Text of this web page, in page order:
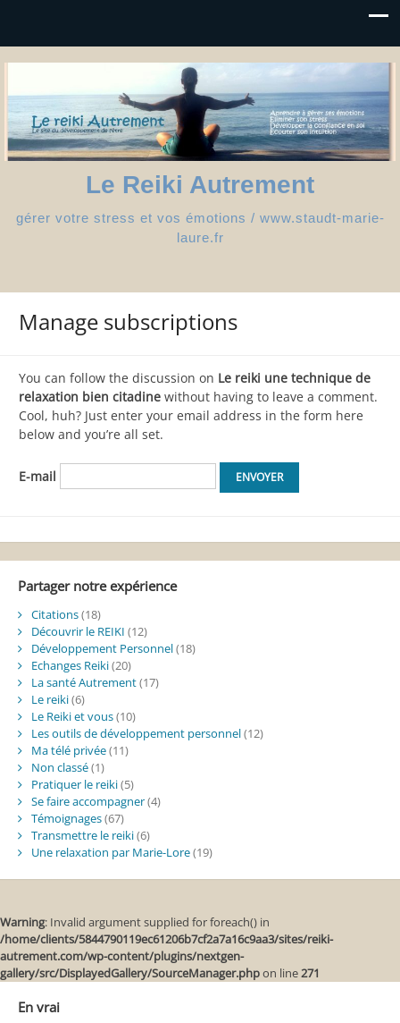
Le Reiki Autrement
gérer votre stress et vos émotions / www.staudt-marie-
laure.fr
Manage subscriptions
You can follow the discussion on Le reiki une technique de
relaxation bien citadine without having to leave a comment.
Cool, huh? Just enter your email address in the form here
below and you’re all set.
E-mail
Partager notre expérience
Citations(18)
Découvrir le REIKI (12)
Développement Personnel(18)
Echanges Reiki(20)
La santé Autrement(17)
Le reiki(6)
Le Reiki et vous(10)
Les outils de développement personnel(12)
Ma télé privée(11)
Non classé(1)
Pratiquer le reiki(5)
Se faire accompagner(4)
Témoignages(67)
Transmettre le reiki(6)
Une relaxation par Marie-Lore(19)
Warning: Invalid argument supplied for foreach() in
/home/clients/5844790119ec61206b7cf2a7a16c9aa3/sites/reiki-
autrement.com/wp-content/plugins/nextgen-
gallery/src/DisplayedGallery/SourceManager.phpon line271
En vrai